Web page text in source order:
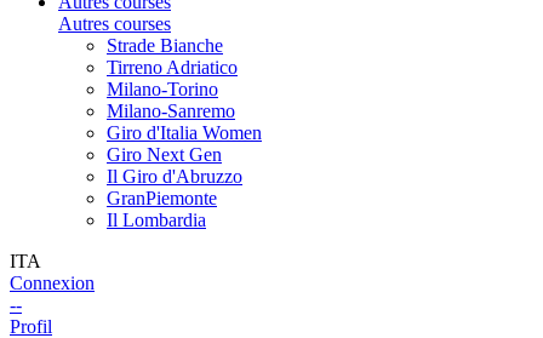
Autres courses
Strade Bianche
Tirreno Adriatico
Milano-Torino
Milano-Sanremo
Giro d'Italia Women
Giro Next Gen
Il Giro d'Abruzzo
GranPiemonte
Il Lombardia
ITA
Connexion
--
Profil